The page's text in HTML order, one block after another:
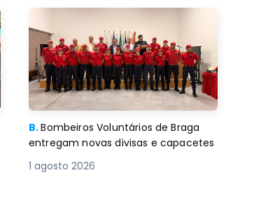
B.Bombeiros Voluntários de Braga
entregam novas divisas e capacetes
1 agosto 2026